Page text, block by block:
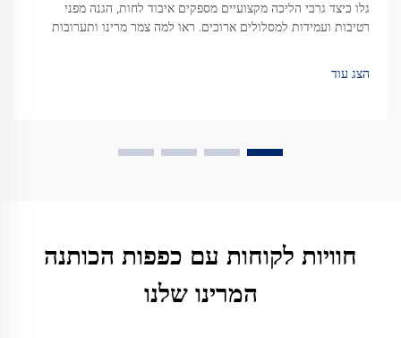
גלו כיצד גרבי הליכה מקצועיים מספקים איבוד לחות, הגנה מפני
רטיבות ועמידות למסלולים ארוכים. ראו למה צמר מרינו ותערובות
הצג עוד
חוויות לקוחות עם כפפות הכותנה
המרינו שלנו